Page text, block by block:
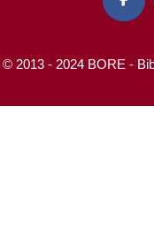
© 2013 - 2024 BORE -